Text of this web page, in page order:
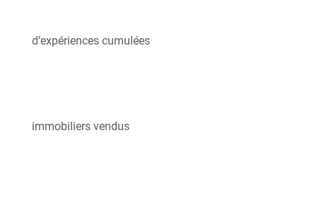
d’expériences cumulées
immobiliers vendus